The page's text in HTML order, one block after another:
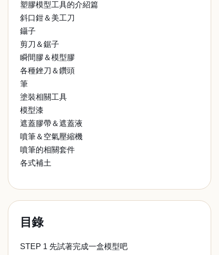
塑膠模型工具的介紹篇
斜口鉗＆美工刀
鑷子
剪刀＆鋸子
瞬間膠＆模型膠
各種銼刀＆鑽頭
筆
塗裝相關工具
模型漆
遮蓋膠帶＆遮蓋液
噴筆＆空氣壓縮機
噴筆的相關套件
各式補土
目錄
STEP 1 先試著完成一盒模型吧